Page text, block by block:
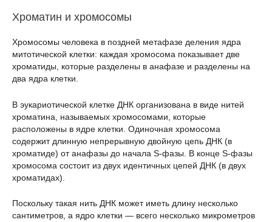
Хроматин и хромосомы
Хромосомы человека в поздней метафазе деления ядра
митотической клетки: каждая хромосома показывает две
хроматиды, которые разделены в анафазе и разделены на
два ядра клетки.
В эукариотической клетке ДНК организована в виде нитей
хроматина, называемых хромосомами, которые
расположены в ядре клетки. Одиночная хромосома
содержит длинную непрерывную двойную цепь ДНК (в
хроматиде) от анафазы до начала S-фазы. В конце S-фазы
хромосома состоит из двух идентичных цепей ДНК (в двух
хроматидах).
Поскольку такая нить ДНК может иметь длину несколько
сантиметров, а ядро клетки — всего несколько микрометров